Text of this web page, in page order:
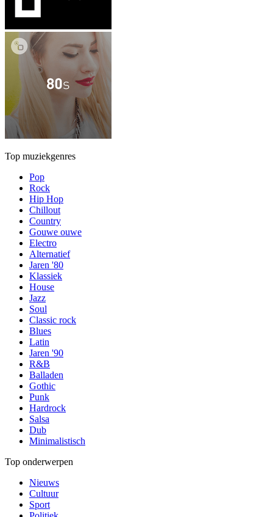
Top muziekgenres
Pop
Rock
Hip Hop
Chillout
Country
Gouwe ouwe
Electro
Alternatief
Jaren '80
Klassiek
House
Jazz
Soul
Classic rock
Blues
Latin
Jaren '90
R&B
Balladen
Gothic
Punk
Hardrock
Salsa
Dub
Minimalistisch
Top onderwerpen
Nieuws
Cultuur
Sport